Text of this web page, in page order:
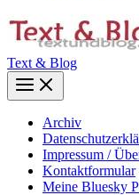
Text & Blog
Main
Menu
Archiv
Impressum /
Kontaktformular
Meine Bluesky